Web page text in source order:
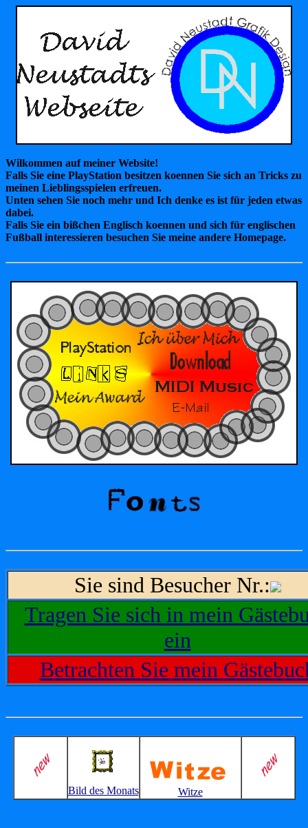
Wilkommen auf meiner Website!
Falls Sie eine PlayStation besitzen koennen Sie sich an Tricks zu
meinen Lieblingsspielen erfreuen.
Unten sehen Sie noch mehr und Ich denke es ist für jeden etwas
dabei.
Falls Sie ein bißchen Englisch koennen und sich für englischen
Fußball interessieren besuchen Sie meine andere Homepage.
Sie sind Besucher Nr.:
Tragen Sie sich in mein
ein
Betrachten Sie mein
Bild des Monats Witze